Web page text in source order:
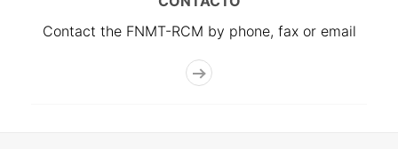
Contact the FNMT-RCM by phone, fax or email